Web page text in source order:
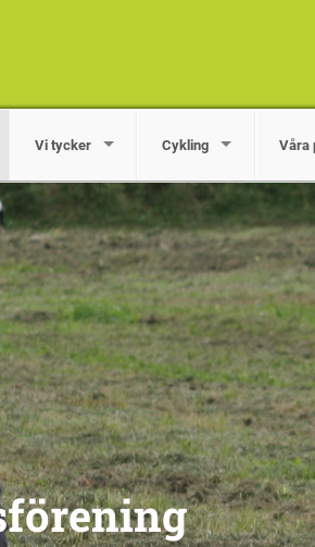
Vi tycker Cykling Våra